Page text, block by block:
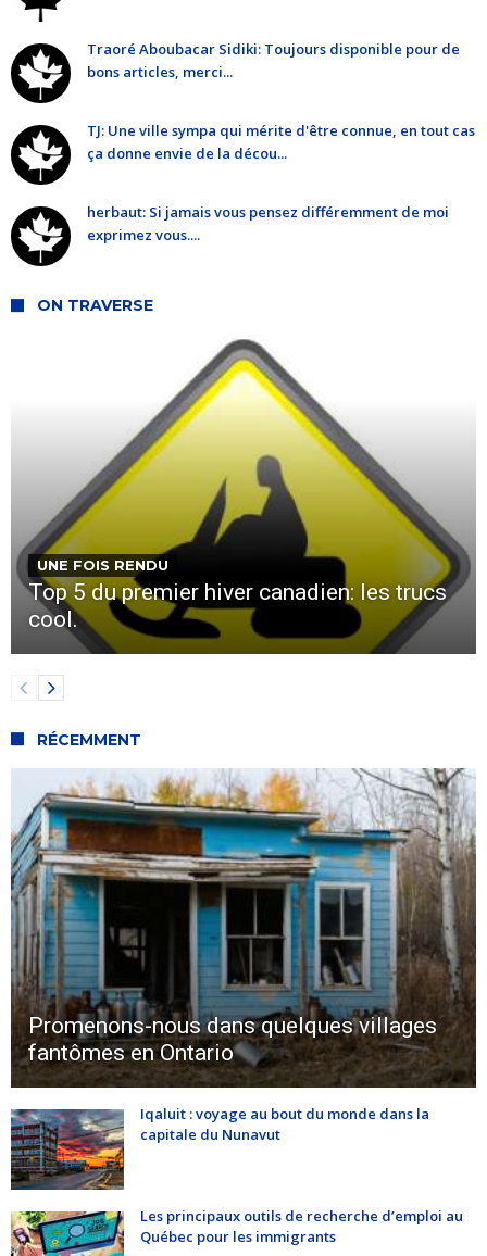
Traoré Aboubacar Sidiki: Toujours disponible pour de
bons articles, merci...
TJ: Une ville sympa qui mérite d'être connue, en tout cas
ça donne envie de la décou...
herbaut: Si jamais vous pensez différemment de moi
exprimez vous....
ON TRAVERSE
UNE FOIS RENDU
Top 5 du premier hiver canadien: les trucs
cool.
RÉCEMMENT
Promenons-nous dans quelques villages
fantômes en Ontario
Iqaluit : voyage au bout du monde dans la
capitale du Nunavut
Les principaux outils de recherche d’emploi au
Québec pour les immigrants